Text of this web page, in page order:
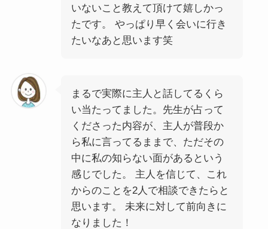
いないこと教えて頂けて嬉しかっ
たです。 やっぱり早く会いに行き
たいなあと思います笑
まるで実際に主人と話してるくら
い当たってました。先生が占って
くださった内容が、主人が普段か
ら私に言ってるままで、ただその
中に私の知らない面があるという
感じでした。 主人を信じて、これ
からのことを2人で相談できたらと
思います。 未来に対して前向きに
なりました！